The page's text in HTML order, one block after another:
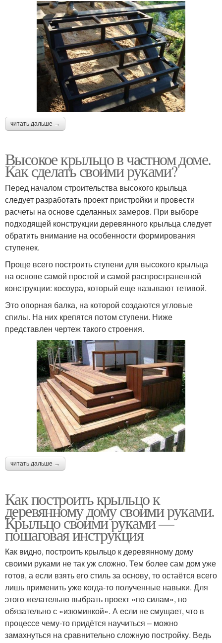
читать дальше →
Высокое крыльцо в частном доме.
Как сделать своими руками?
Перед началом строительства высокого крыльца
следует разработать проект пристройки и провести
расчеты на основе сделанных замеров. При выборе
подходящей конструкции деревянного крыльца следует
обратить внимание на особенности формирования
ступенек.
Проще всего построить ступени для высокого крыльца
на основе самой простой и самой распространенной
конструкции: косоура, который еще называют тетивой.
Это опорная балка, на которой создаются угловые
спилы. На них крепятся потом ступени. Ниже
представлен чертеж такого строения.
читать дальше →
Как построить крыльцо к
деревянному дому своими руками.
Крыльцо своими руками —
пошаговая инструкция
Как видно, построить крыльцо к деревянному дому
своими руками не так уж сложно. Тем более сам дом уже
готов, а если взять его стиль за основу, то остаётся всего
лишь применить уже когда-то полученные навыки. Для
этого желательно выбрать проект «по силам», но
обязательно с «изюминкой». А если не смущает, что в
процессе чему-то придётся научиться – можно
замахнуться на сравнительно сложную постройку. Ведь